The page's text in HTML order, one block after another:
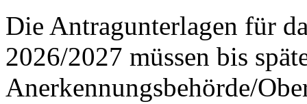
Die Antragunterlagen für
2026/2027 müssen bis
Anerkennungsbehörde/